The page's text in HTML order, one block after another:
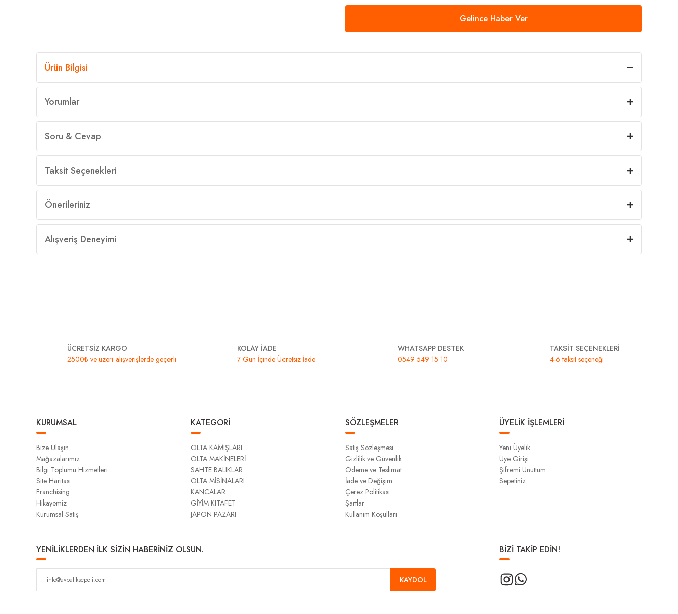
Gelince Haber Ver
Ürün Bilgisi
Yorumlar
Soru & Cevap
Taksit Seçenekleri
Önerileriniz
Alışveriş Deneyimi
ÜCRETSİZ KARGO
2500₺ ve üzeri alışverişlerde geçerli
KOLAY İADE
7 Gün İçinde Ücretsiz İade
WHATSAPP DESTEK
0549 549 15 10
TAKSİT SEÇENEKLERİ
4-6 taksit seçeneği
KURUMSAL
Bize Ulaşın
Mağazalarımız
Bilgi Toplumu Hizmetleri
Site Haritası
Franchising
Hikayemiz
Kurumsal Satış
KATEGORİ
OLTA KAMIŞLARI
OLTA MAKİNELERİ
SAHTE BALIKLAR
OLTA MİSİNALARI
KANCALAR
GİYİM KITAFET
JAPON PAZARI
SÖZLEŞMELER
Satış Sözleşmesi
Gizlilik ve Güvenlik
Ödeme ve Teslimat
İade ve Değişim
Çerez Politikası
Şartlar
Kullanım Koşulları
ÜYELİK İŞLEMLERİ
Yeni Üyelik
Üye Girişi
Şifremi Unuttum
Sepetiniz
YENİLİKLERDEN İLK SİZİN HABERİNİZ OLSUN.
KAYDOL
BİZİ TAKİP EDİN!